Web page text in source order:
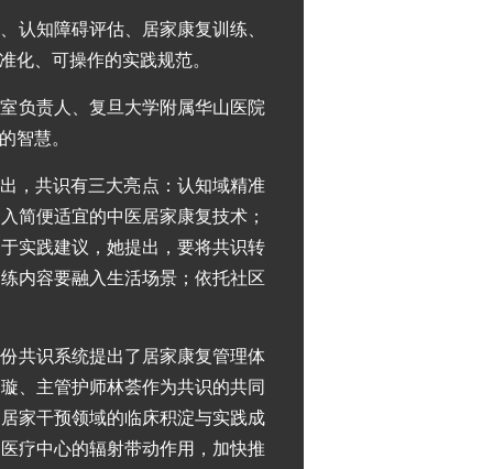
认知障碍评估、居家康复训练、
化、可操作的实践规范。
负责人、复旦大学附属华山医院
智慧。
，共识有三大亮点：认知域精准
简便适宜的中医居家康复技术；
实践建议，她提出，要将共识转
内容要融入生活场景；依托社区
共识系统提出了居家康复管理体
、主管护师林荟作为共识的共同
家干预领域的临床积淀与实践成
疗中心的辐射带动作用，加快推